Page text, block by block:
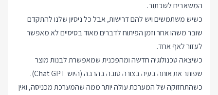
המשאבים לשכתוב.
כשיש משתמשים ויש להם דרישות, אבל כל ניסיון שלנו להתקדם
שובר משהו אחר וזמן הפיתוח לדברים מאוד בסיסיים לא מאפשר
לעזור לאף אחד.
כשיצאה טכנולוגיה חדשה ומהפכנית שמאפשרת לבנות מוצר
שפותר את אותה בעיה בצורה טובה בהרבה (היוש Chat GPT).
כשהתחזוקה של המערכת עולה יותר ממה שהמערכת מכניסה, ואין